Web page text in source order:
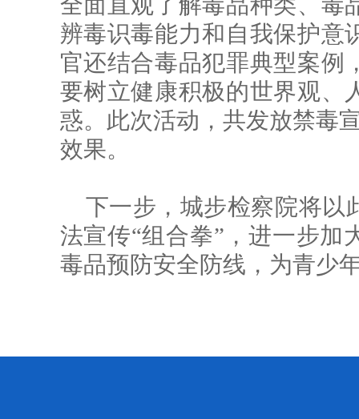
全面直观了解毒品种类、毒
辨毒识毒能力和自我保护意
官还结合毒品犯罪典型案例
要树立健康积极的世界观、
惑。此次活动，共发放禁毒
效果。
下一步，城步检察院将以
法宣传“组合拳”，进一步加
毒品预防安全防线，为青少